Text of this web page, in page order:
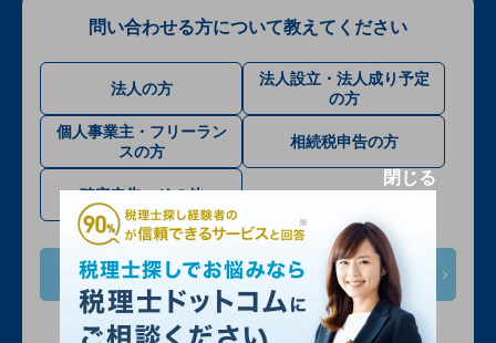
問い合わせる方について教えてください
法人の方
法人設立・法人成り予定
の方
個人事業主・フリーラン
スの方
相続税申告の方
確定申告・その他
次へ
入力情報は公開されません
閉じる